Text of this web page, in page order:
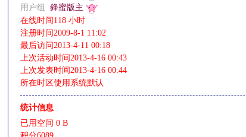
用户组鋒蜜版主
在线时间118 小时
注册时间2009-8-1 11:02
最后访问2013-4-11 00:18
上次活动时间2013-4-16 00:43
上次发表时间2013-4-16 00:44
所在时区使用系统默认
统计信息
已用空间 0 B